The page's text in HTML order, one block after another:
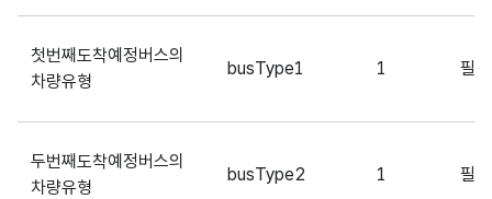
첫번째도착예정버스의
차량유형
busType1 1 필
두번째도착예정버스의
차량유형
busType2 1 필